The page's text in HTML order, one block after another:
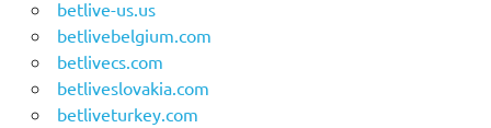
betlive-us.us
betlivebelgium.com
betlivecs.com
betliveslovakia.com
betliveturkey.com